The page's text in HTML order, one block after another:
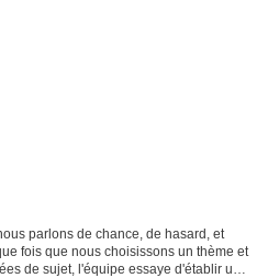
parlons de chance, de hasard, et
fois que nous choisissons un thème et
de sujet, l'équipe essaye d'établir une